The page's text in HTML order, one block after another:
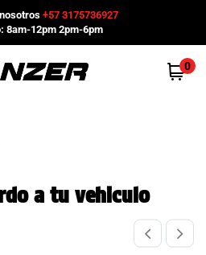
+57 3175736927
8am-12pm 2pm-6pm
0
a tu vehiculo